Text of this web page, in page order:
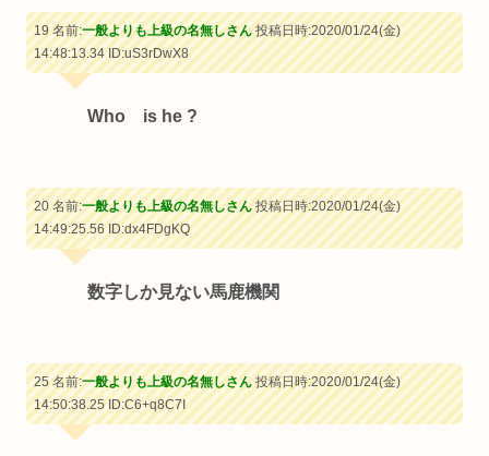
19 名前:一般よりも上級の名無しさん投稿日時:2020/01/24(金)
14:48:13.34ID:uS3rDwX8
Who is he ?
20 名前:一般よりも上級の名無しさん投稿日時:2020/01/24(金)
14:49:25.56ID:dx4FDgKQ
数字しか見ない馬鹿機関
25 名前:一般よりも上級の名無しさん投稿日時:2020/01/24(金)
14:50:38.25ID:C6+q8C7I